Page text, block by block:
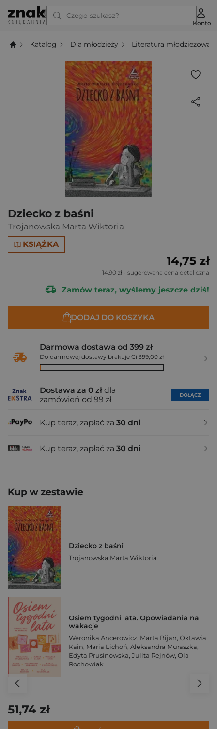
Czego szukasz?
Konto
Katalog Dla młodzieży Literatura młodzieżowa
Dziecko z baśni
Trojanowska Marta Wiktoria
KSIĄŻKA
14,75 zł
14,90 zł - sugerowana cena detaliczna
Zamów teraz, wyślemy jeszcze dziś!
DODAJ DO KOSZYKA
Darmowa dostawa od 399 zł
Do darmowej dostawy brakuje Ci 399,00 zł
Dostawa za 0 zł dla
zamówień od 99 zł
DOŁĄCZ
Kup teraz, zapłać za 30 dni
Kup teraz, zapłać za 30 dni
Kup w zestawie
Dziecko z baśni
Trojanowska Marta Wiktoria
Osiem tygodni lata. Opowiadania na
wakacje
Weronika Ancerowicz, Marta Bijan, Oktawia
Kain, Maria Lichoń, Aleksandra Muraszka,
Edyta Prusinowska, Julita Rejnów, Ola
Rochowiak
51,74 zł